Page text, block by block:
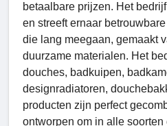
betaalbare prijzen. Het
en streeft ernaar
die lang meegaan, gemaakt
duurzame materialen. Het
douches, badkuipen,
designradiatoren,
producten zijn perfect
ontworpen om in alle